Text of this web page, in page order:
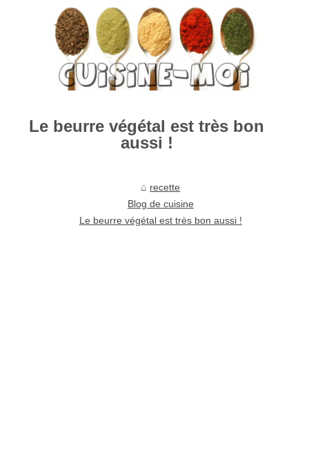
Le beurre végétal est très bon
aussi !
recette
Blog de cuisine
Le beurre végétal est très bon aussi !